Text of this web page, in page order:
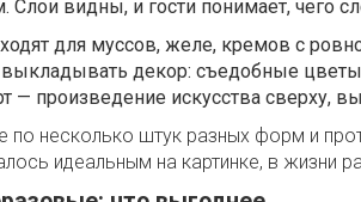
видны, и гости понимает, чего
для муссов, желе, кремов с
выкладывать декор: съедобные
— произведение искусства сверху,
по несколько штук разных форм и
идеальным на картинке, в жизни